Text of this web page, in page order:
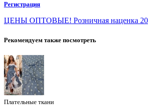
Регистрация
ЦЕНЫ ОПТОВЫЕ! Розничная наценка
Рекомендуем также посмотреть
Плательные ткани